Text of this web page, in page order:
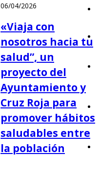
06/04/2026
«Viaja con
nosotros hacia tu
salud”, un
proyecto del
Ayuntamiento y
Cruz Roja para
promover hábitos
saludables entre
la población